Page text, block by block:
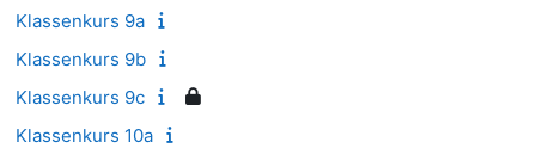
Klassenkurs 9a
Klassenkurs 9b
Klassenkurs 9c
Klassenkurs 10a